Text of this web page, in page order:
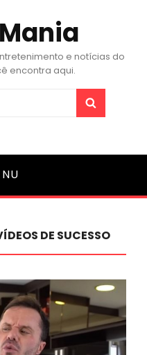
e notícias do
encontra aqui.
DE SUCESSO